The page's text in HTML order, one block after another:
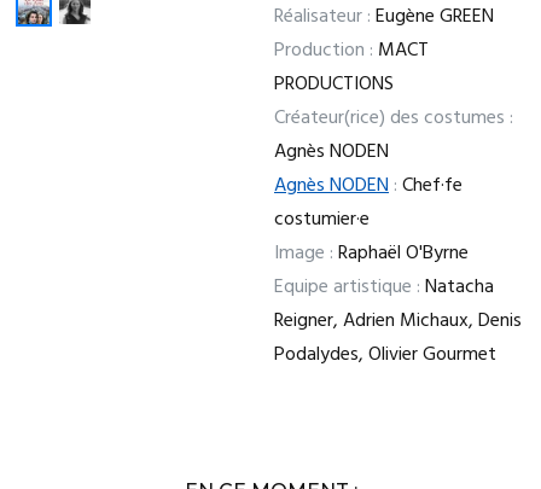
Réalisateur :Eugène GREEN
Production : MACT
PRODUCTIONS
Créateur(rice) des costumes :
Agnès NODEN
Agnès NODEN:Chef·fe
costumier·e
Image :Raphaël O'Byrne
Equipe artistique :Natacha
Reigner, Adrien Michaux, Denis
Podalydes, Olivier Gourmet